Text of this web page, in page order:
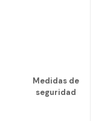
Medidas de
seguridad